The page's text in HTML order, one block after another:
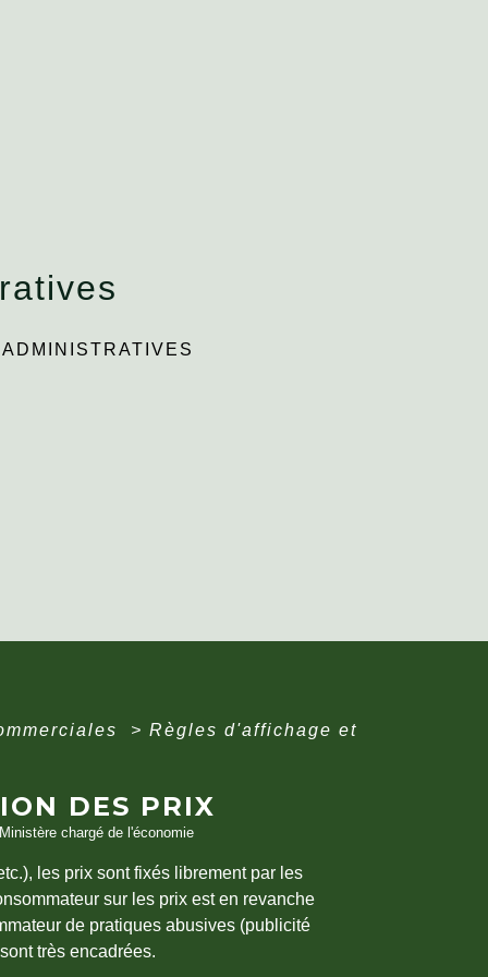
> Règles d'affichage et
DES PRIX
chargé de l'économie
les prix sont fixés librement par les
sur les prix est en revanche
de pratiques abusives (publicité
très encadrées.